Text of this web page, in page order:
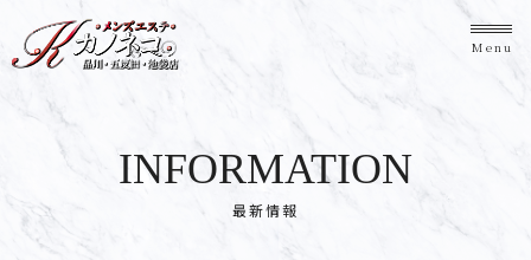
Menu
最新情報
INFORMATION